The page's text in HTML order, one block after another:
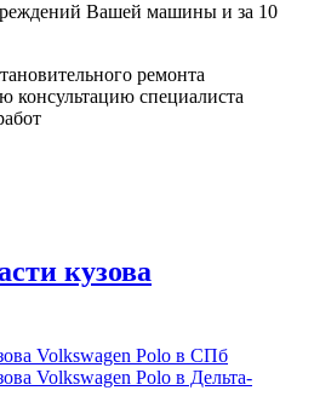
Вашей машины и за 10
ремонта
консультацию специалиста
кузова